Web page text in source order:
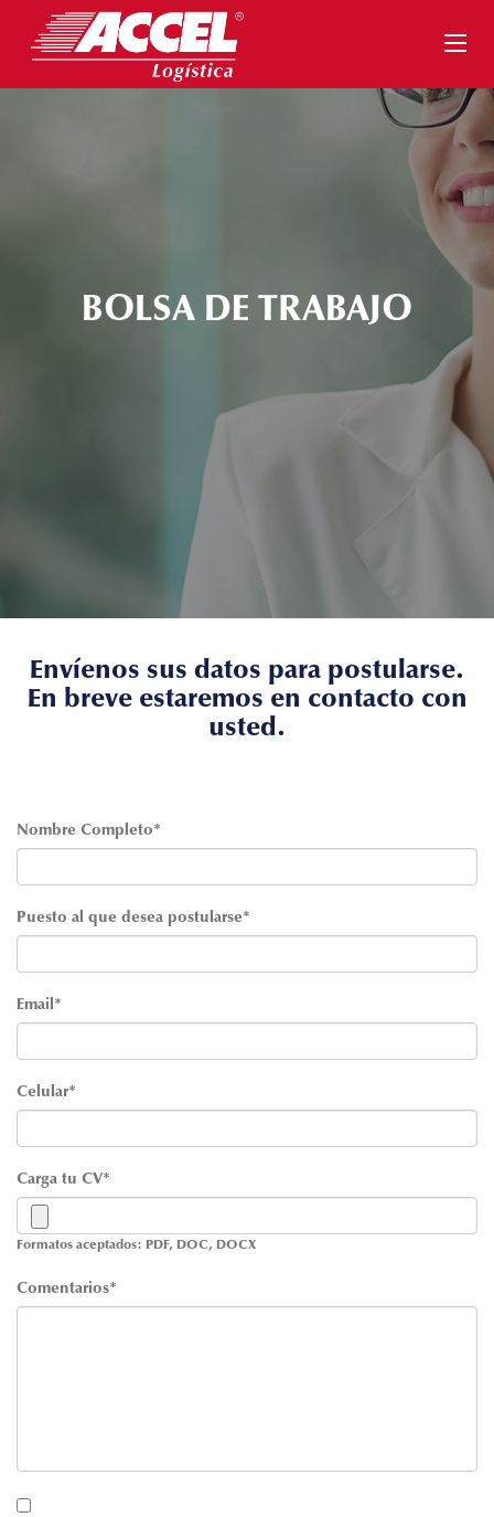
Toggle
BOLSA DE TRABAJO
Envíenos sus datos para postularse.
En breve estaremos en contacto con
usted.
Nombre Completo*
Puesto al que desea postularse*
Email*
Celular*
Carga tu CV*
Formatos aceptados: PDF, DOC, DOCX
Comentarios*